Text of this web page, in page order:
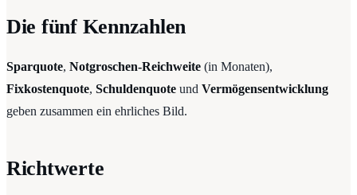
Die fünf Kennzahlen
Sparquote, Notgroschen-Reichweite (in Monaten),
Fixkostenquote, Schuldenquote und Vermögensentwicklung
geben zusammen ein ehrliches Bild.
Richtwerte